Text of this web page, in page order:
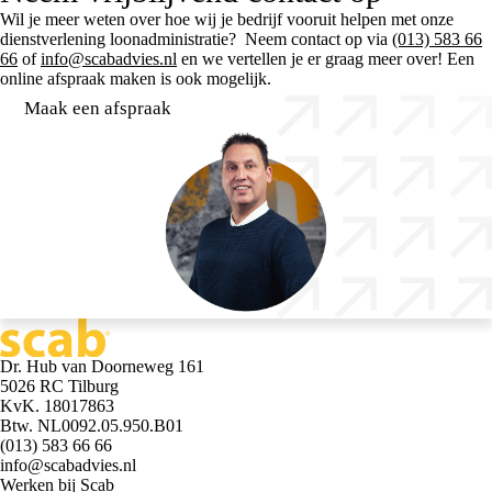
Wil je meer weten over hoe wij je bedrijf vooruit helpen met onze
dienstverlening loonadministratie? Neem contact op via (013) 583 66
66 ofinfo@scabadvies.nl en we vertellen je er graag meer over! Een
online afspraak maken is ook mogelijk.
Maak een afspraak
Dr. Hub van Doorneweg 161
5026 RC Tilburg
KvK. 18017863
Btw. NL0092.05.950.B01
(013) 583 66 66
info@scabadvies.nl
Werken bij Scab